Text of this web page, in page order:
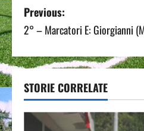
P
o
s
t
n
Previous:
2° – Marcatori E: Giorgianni
STORIE CORRELATE